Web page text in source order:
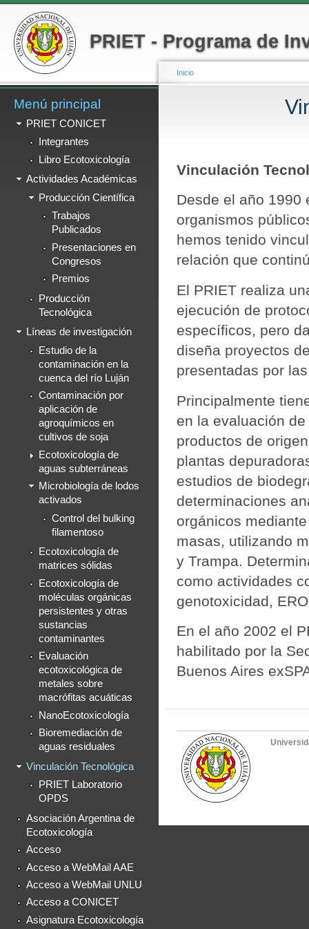
PRIET - Programa de
Menú secundario
Menú principal
PRIET CONICET
Integrantes
Libro Ecotoxicología
Actividades Académicas
Producción Científica
Trabajos
Publicados
Presentaciones en
Congresos
Premios
Producción
Tecnológica
Líneas de investigación
Estudio de la
contaminación en la
cuenca del río Luján
Contaminación por
aplicación de
agroquímicos en
cultivos de soja
Ecotoxicología de
aguas subterráneas
Microbiología de lodos
activados
Control del bulking
filamentoso
Ecotoxicología de
matrices sólidas
Ecotoxicología de
moléculas orgánicas
persistentes y otras
sustancias
contaminantes
Evaluación
ecotoxicológica de
metales sobre
macrófitas acuáticas
NanoEcotoxicología
Bioremediación de
aguas residuales
Vinculación Tecnológica
PRIET Laboratorio
OPDS
Asociación Argentina de
Ecotoxicología
Acceso
Acceso a WebMail AAE
Acceso a WebMail UNLU
Acceso a CONICET
Asignatura Ecotoxicología
Se encuentra usted
Inicio
Vinculación
Desde el año 1990
organismos
hemos tenido
relación que
El PRIET realiza
ejecución de
específicos, pero
diseña proyectos
presentadas por
Principalmente
en la evaluación
productos de
plantas
estudios de
determinaciones
orgánicos
masas, utilizando
y Trampa.
como actividades
genotoxicidad,
En el año 2002 el
habilitado por la
Buenos Aires